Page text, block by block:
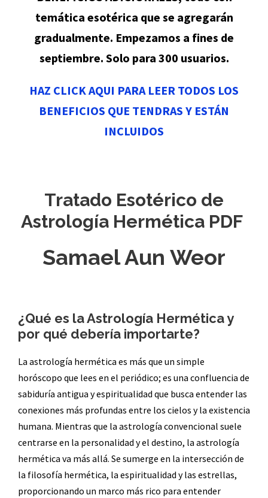
temática esotérica que se agregarán
gradualmente. Empezamos a fines de
septiembre. Solo para 300 usuarios.
HAZ CLICK AQUI PARA LEER TODOS LOS
BENEFICIOS QUE TENDRAS Y ESTÁN
INCLUIDOS
Tratado Esotérico de
Astrología Hermética PDF
Samael Aun Weor
¿Qué es la Astrología Hermética y
por qué debería importarte?
La astrología hermética es más que un simple
horóscopo que lees en el periódico; es una confluencia de
sabiduría antigua y espiritualidad que busca entender las
conexiones más profundas entre los cielos y la existencia
humana. Mientras que la astrología convencional suele
centrarse en la personalidad y el destino, la astrología
hermética va más allá. Se sumerge en la intersección de
la filosofía hermética, la espiritualidad y las estrellas,
proporcionando un marco más rico para entender